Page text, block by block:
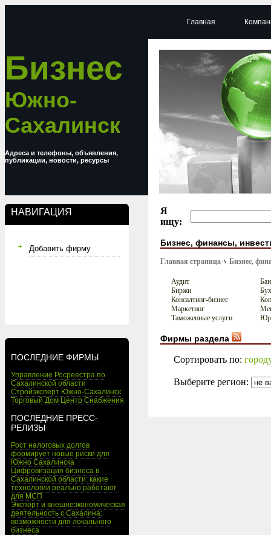
Бизнес
Южно-
Сахалинск
Адреса и телефоны, объявления,
публикации, новости, ресурсы
НАВИГАЦИЯ
Добавить фирму
ПОСЛЕДНИЕ ФИРМЫ
Управление Росреестра по
Сахалинской области
Стройэксперт Южно-Сахалинск
Торговый Дом Центр Снабжения
ПОСЛЕДНИЕ ПРЕСС-
РЕЛИЗЫ
Рост налоговых долгов
формирует новые риски для
Южно Сахалинска
Цифровизация бизнеса в
Сахалинской области: какие
технологии реально работают
для МСП
Экспорт и внешнеэкономическая
деятельность с Сахалина:
возможности для локального
бизнеса
Главная
Я
ищу:
Бизнес, финансы,
Главная страница Бизнес,
Аудит
Биржи
Консалтинг-бизнес
Маркетинг
Таможенные услуги
Фирмы раздела
Сортировать по:
Выберите регион: